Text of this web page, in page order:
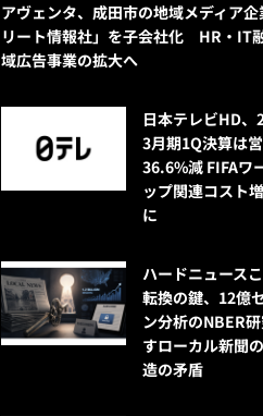
アヴェンタ、成田市の地域メディア企
リート情報社」を子会社化 HR・IT
域広告事業の拡大へ
日本テレビHD、
3月期1Q決算は
36.6%減 FIFAワ
ップ関連コスト
に
ハードニュース
転換の鍵、12億
ン分析のNBER
すローカル新聞
造の矛盾